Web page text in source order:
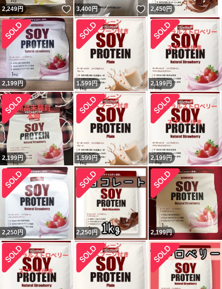
2,249円 いいね！
3,400円 いいね！
2,450 円
2,199円 1,599円 2,199円
2,199円 1,599円 2,199円
2,250 円 2,250円 2,199円